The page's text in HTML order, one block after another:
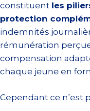
constituent les
protection
indemnités
rémunération
compensation
chaque jeune en
Cependant ce n’est